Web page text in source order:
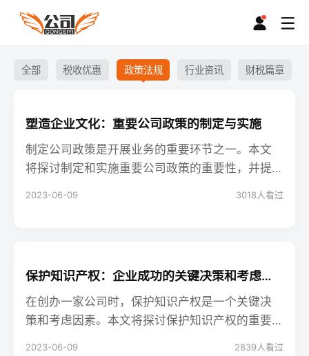
全部 税收优惠 政策法规 行业资讯 财税篇章
塑造企业文化：重要公司政策的制定与实施
制定公司政策是开展业务的重要环节之一。本文
将探讨制定和实施重要公司政策的重要性，并提
2023-06-09 3018 人看过
保护知识产权：企业成功的关键决策和考虑因素
在创办一家公司时，保护知识产权是一个关键决
策和考虑因素。本文将探讨保护知识产权的重要
2023-06-09 2839人看过